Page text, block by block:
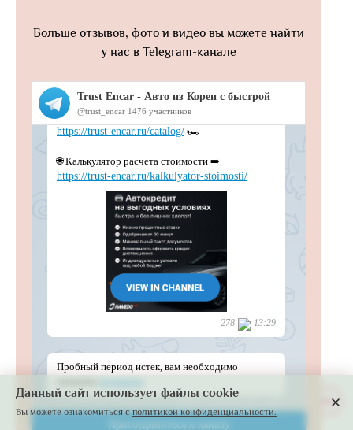
Больше отзывов, фото и видео вы можете найти
у нас в Telegram-канале
Данный сайт использует файлы cookie
Вы можете ознакомиться сполитикой конфиденциальности.
Развернуть